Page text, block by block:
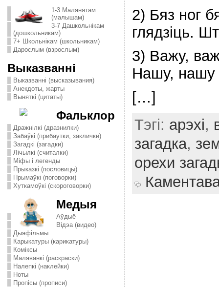
1-3 Малянятам
(малышам)
3-7 Дашкольнікам
(дошкольникам)
7+ Школьнікам (школьникам)
Дарослым (взрослым)
Выказванні
Выказванні (высказывания)
Анекдоты, жарты
Выняткі (цитаты)
Фальклор
Дражнілкі (дразнилки)
Забаўкі (прибаутки, заклички)
Загадкі (загадки)
Лічылкі (считалки)
Міфы і легенды
Прыказкі (пословицы)
Прымаўкі (поговорки)
Хуткамоўкі (скороговорки)
Медыя
Аўдыё
Відэа (видео)
Дыяфільмы
Карыкатуры (карикатуры)
Комiксы
Маляванкі (раскраски)
Налепкі (наклейки)
Ноты
Пропісы (прописи)
2) Бяз ног
глядзіць.
3) Важу,
Нашу,
[…]
Тэгі: арэхі,
загадкa,
орехи